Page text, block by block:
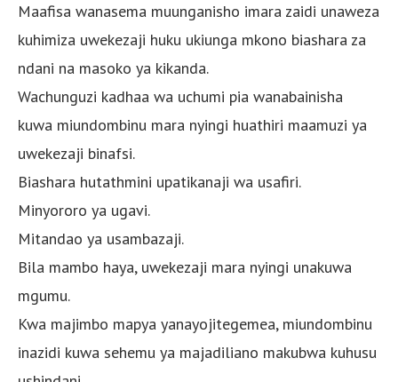
Maafisa wanasema muunganisho imara zaidi unaweza
kuhimiza uwekezaji huku ukiunga mkono biashara za
ndani na masoko ya kikanda.
Wachunguzi kadhaa wa uchumi pia wanabainisha
kuwa miundombinu mara nyingi huathiri maamuzi ya
uwekezaji binafsi.
Biashara hutathmini upatikanaji wa usafiri.
Minyororo ya ugavi.
Mitandao ya usambazaji.
Bila mambo haya, uwekezaji mara nyingi unakuwa
mgumu.
Kwa majimbo mapya yanayojitegemea, miundombinu
inazidi kuwa sehemu ya majadiliano makubwa kuhusu